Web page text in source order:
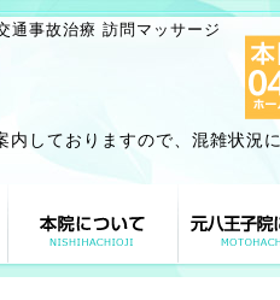
通事故治療 訪問マッサージ
内しておりますので、混雑状況